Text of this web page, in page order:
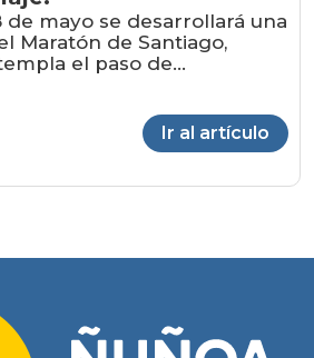
de mayo se desarrollará una
Maratón de Santiago,
el paso de...
Ir al artículo